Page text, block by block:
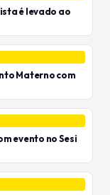
é levado ao
Materno com
evento no Sesi